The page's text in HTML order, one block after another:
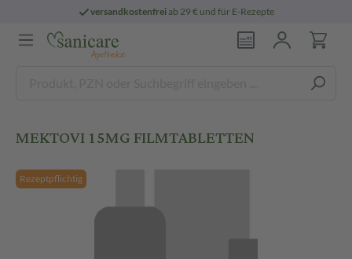
versandkostenfreiab 29 € und für E-Rezepte
MEKTOVI 15MG FILMTABLETTEN
Rezeptpflichtig